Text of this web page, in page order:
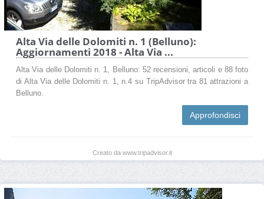
Alta Via delle Dolomiti n. 1 (Belluno):
Aggiornamenti 2018 - Alta Via ...
Alta Via delle Dolomiti n. 1, Belluno: 52 recensioni, articoli e 88 foto
di Alta Via delle Dolomiti n. 1, n.4 su TripAdvisor tra 81 attrazioni a
Belluno.
Approfondisci
Creato da www.tripadvisor.it